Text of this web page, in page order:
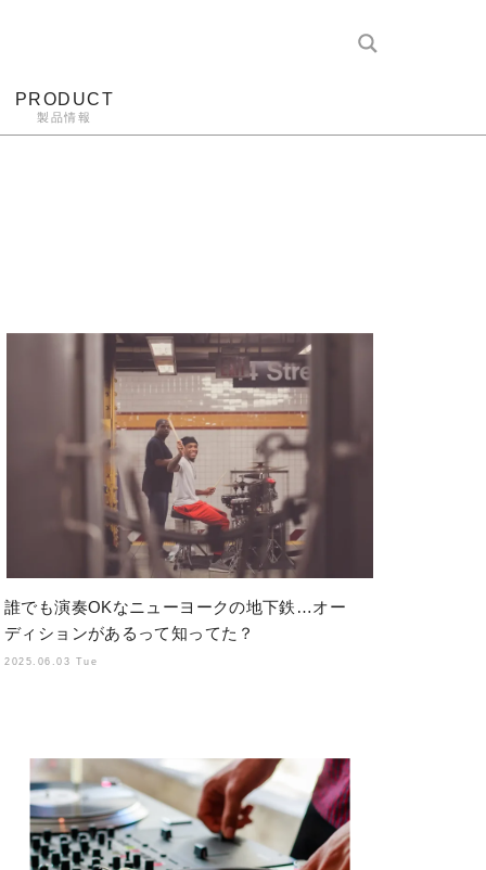
PRODUCT
製品情報
誰でも演奏OKなニューヨークの地下鉄…オー
ディションがあるって知ってた？
2025.06.03 Tue